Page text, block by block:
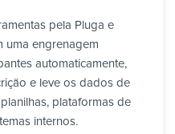
pela Pluga e
uma engrenagem
automaticamente,
e leve os dados de
plataformas de
internos.